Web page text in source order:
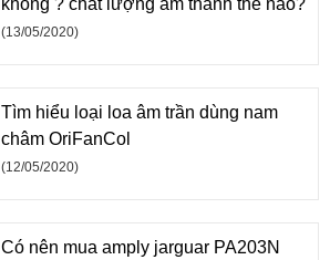
(13/05/2020)
Tìm hiểu loại loa âm trần dùng nam
châm OriFanCol
(12/05/2020)
Có nên mua amply jarguar PA203N